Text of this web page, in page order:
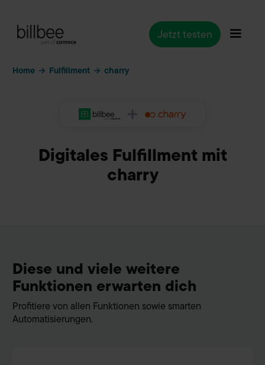
Jetzt testen
Home → Fulfillment → charry
Digitales Fulfillment mit
charry
Diese und viele weitere
Funktionen erwarten dich
Profitiere von allen Funktionen sowie smarten
Automatisierungen.